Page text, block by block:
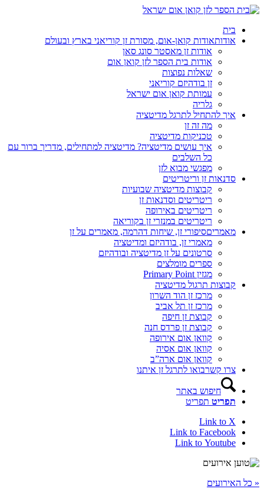
בית
אודותאודות קואן-אום, מסורת זן קוריאני בארץ ובעולם
אודות זן מאסטר סונג סאן
אודות בית הספר לזן קואן אום
שאלות נפוצות
זן בודהיזם קוריאני
עמותת קואן אום ישראל
גלריה
איך להתחיל לתרגל מדיטציה
מה זה זן
טכניקות מדיטציה
איך עושים מדיטציה? מדיטציה למתחילים, מדריך ברור עם
כל השלבים
מפגשי מבוא לזן
סדנאות זן וריטריטים
קבוצות מדיטציה שבועיות
ריטריטים וסדנאות זן
ריטריטים באירופה
ריטריטים במנזרי זן בקוריאה
מאמריםסיפורי זן, שיחות דהרמה, מאמרים על זן
מאמרי זן, בודהיזם ומדיטציה
סרטונים על זן מדיטציה ובודהיזם
ספרים מומלצים
מגזין Primary Point
קבוצות תרגול מדיטציה
מרכז זן הוד השרון
מרכז זן תל אביב
קבוצת זן חיפה
קבוצת זן פרדס חנה
קוואן אום אירופה
קוואן אום אסיה
קוואן אום ארה”ב
צרו קשרבואו לתרגל זן איתנו
חיפוש באתר
תפריט תפריט
Link to X
Link to Facebook
Link to Youtube
« כל האירועים